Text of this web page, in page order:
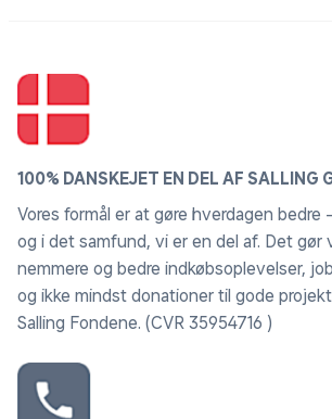
100% DANSKEJET EN DEL AF SALLING
Vores formål er at gøre hverdagen bedre
og i det samfund, vi er en del af. Det gør
nemmere og bedre indkøbsoplevelser,
og ikke mindst donationer til gode
Salling Fondene. (CVR 35954716 )